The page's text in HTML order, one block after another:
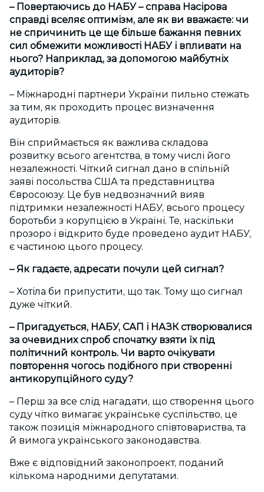
– Повертаючись до НАБУ – справа Насірова
справді вселяє оптимізм, але як ви вважаєте: чи
не спричинить це ще більше бажання певних
сил обмежити можливості НАБУ і впливати на
нього? Наприклад, за допомогою майбутніх
аудиторів?
– Міжнародні партнери України пильно стежать
за тим, як проходить процес визначення
аудиторів.
Він сприймається як важлива складова
розвитку всього агентства, в тому числі його
незалежності. Чіткий сигнал дано в спільній
заяві посольства США та представництва
Євросоюзу. Це був недвозначний вияв
підтримки незалежності НАБУ, всього процесу
боротьби з корупцією в Україні. Те, наскільки
прозоро і відкрито буде проведено аудит НАБУ,
є частиною цього процесу.
– Як гадаєте, адресати почули цей сигнал?
– Хотіла би припустити, що так. Тому що сигнал
дуже чіткий.
– Пригадується, НАБУ, САП і НАЗК створювалися
за очевидних спроб спочатку взяти їх під
політичний контроль. Чи варто очікувати
повторення чогось подібного при створенні
антикорупційного суду?
– Перш за все слід нагадати, що створення цього
суду чітко вимагає українське суспільство, це
також позиція міжнародного співтовариства, та
й вимога українського законодавства.
Вже є відповідний законопроект, поданий
кількома народними депутатами.